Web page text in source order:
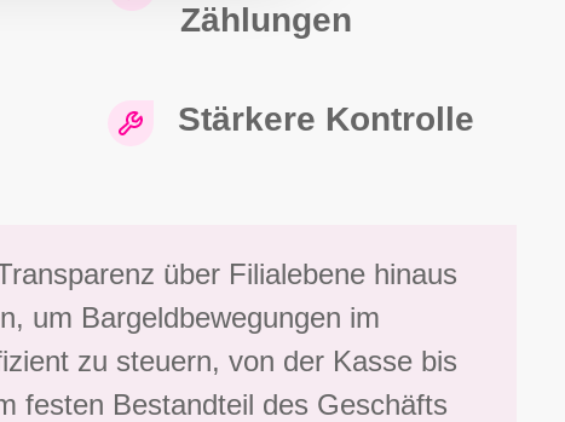
Zählungen
Stärkere Kontrolle
über Filialebene hinaus
um Bargeldbewegungen im
zu steuern, von der Kasse bis
festen Bestandteil des Geschäfts